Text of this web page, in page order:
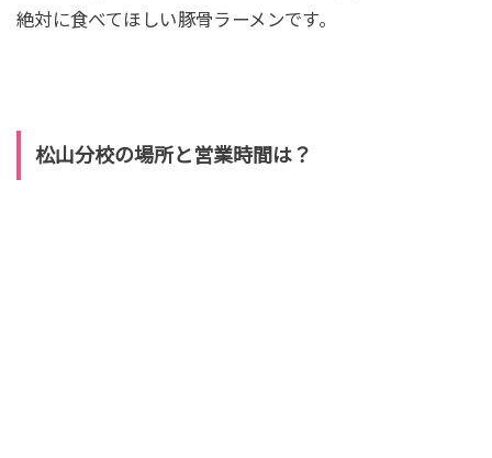
絶対に食べてほしい豚骨ラーメンです。
松山分校の場所と営業時間は？